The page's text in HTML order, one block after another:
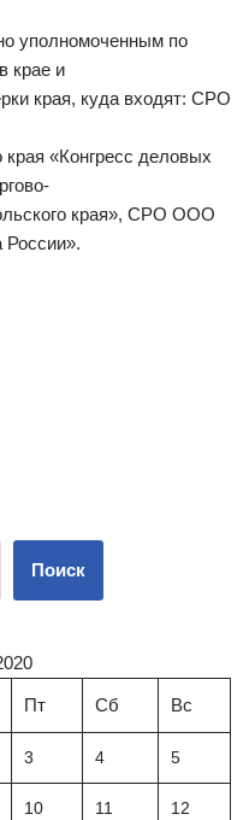
уполномоченным по
крае и
края, куда входят: СРО
края «Конгресс деловых
края», СРО ООО
Поиск
Пт Сб Вс
3 4 5
10 11 12